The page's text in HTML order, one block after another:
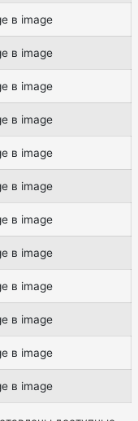
в image
в image
в image
в image
в image
в image
в image
в image
в image
в image
в image
в image